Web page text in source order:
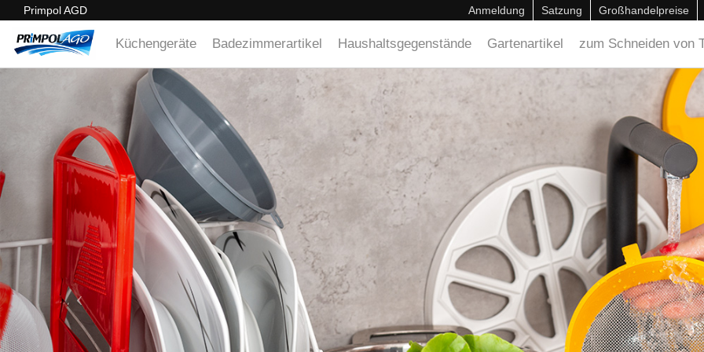
Primpol AGD Anmeldung Satzung Großhandelpreise
Küchengeräte Badezimmerartikel Haushaltsgegenstände Gartenartikel zum Schneiden von